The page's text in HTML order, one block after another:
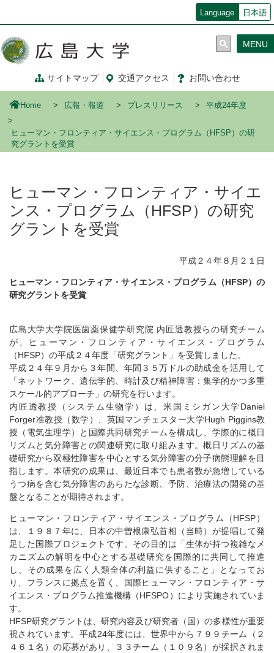
コ
ン
移
Language 日本語
サイトマップ 交通アクセス お問い合わせ
MENU
Home 広報・報道 プレスリリース 平成24年度
ヒューマン・フロンティア・サイエンス・プログラム（HFSP）の研
究グラントを受賞
ヒューマン・フロンティア・サイエ
ンス・プログラム（HFSP）の研究
グラントを受賞
平成２４年８月２１日
ヒューマン・フロンティア・サイエンス・プログラム（HFSP）の
研究グラントを受賞
広島大学大学院医歯薬保健学研究院 内匠透教授らの研究チーム
が、ヒューマン・フロンティア・サイエンス・プログラム
（HFSP）の平成２４年度「研究グラント」を受賞しました。
平成２４年９月から３年間、年間３５万ドルの助成金を活用して
「ネットワーク、遺伝学的、時計及び精神障害：集学的かつ多重
スケール的アプローチ」の研究を行います。
内匠透教授（システム生物学）は、米国ミシガン大学Daniel
Forger准教授（数学）、英国マンチェスター大学Hugh Piggins教
授（電気生理学）と国際共同研究チームを構成し、学際的に概日
リズムと気分障害との関連研究に取り組みます。概日リズムの基
礎研究から双極性障害を中心とする気分障害の分子病態理解を目
指します。本研究の成果は、最近日本でも患者数が急増している
うつ病を含む気分障害のあらたな診断、予防、治療法の開発の基
盤となることが期待されます。
ヒューマン・フロンティア・サイエンス・プログラム（HFSP）
は、１９８７年に、日本の中曽根康弘首相（当時）が提唱して発
足した国際プロジェクトです。その目的は「生体が持つ複雑なメ
カニズムの解明を中心とする基礎研究を国際的に共同して推進
し、その成果を広く人類全体の利益に供すること」となってお
り、フランスに拠点を置く、国際ヒューマン・フロンティア・サ
イエンス・プログラム推進機構（HFSPO）により実施されていま
す。
HFSP研究グラントは、研究内容及び研究者（国）の多様性が重要
視されています。平成24年度には、世界中から７９９チーム（２
４６１名）の応募があり、３３チーム（１０９名）が採択されま